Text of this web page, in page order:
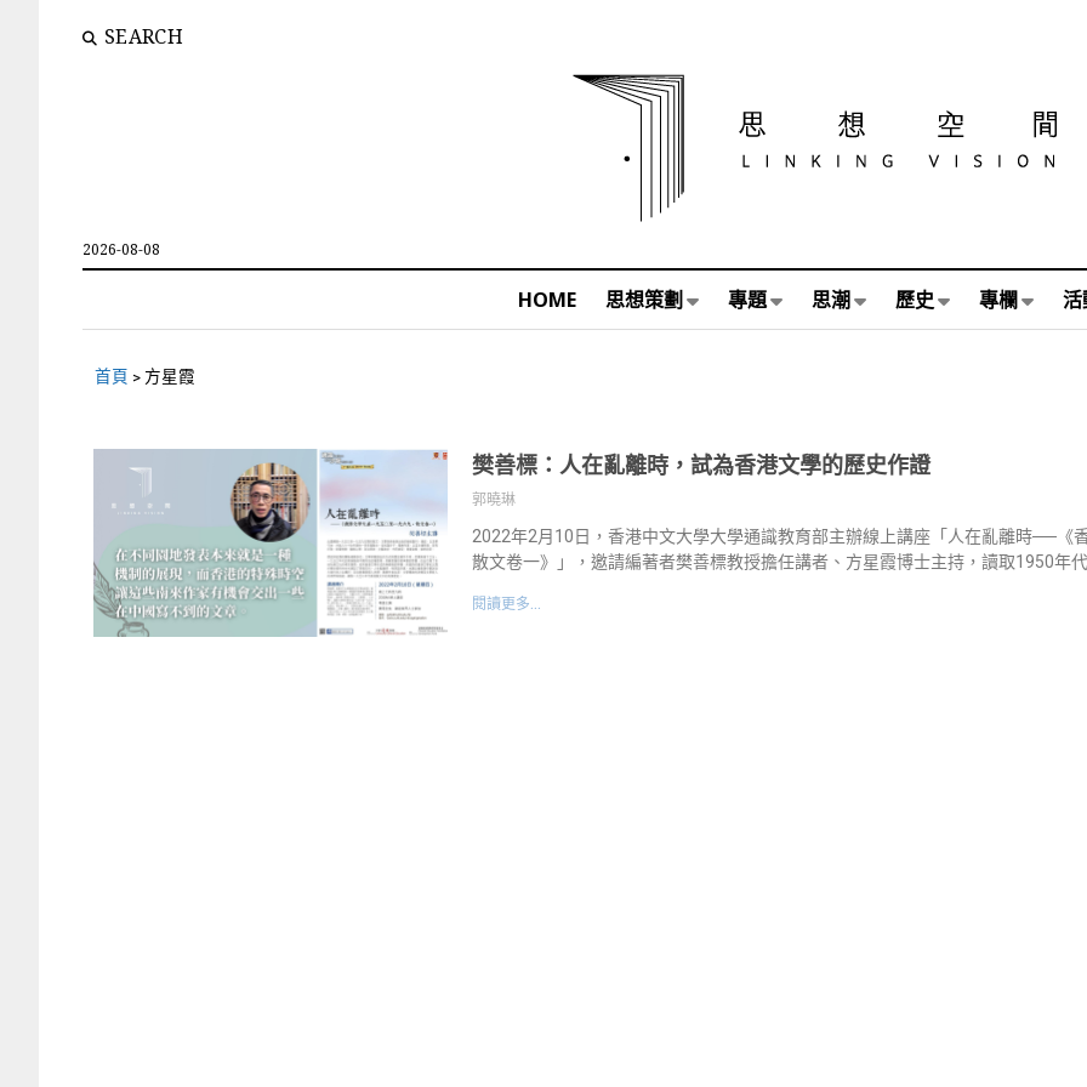
SEARCH
2026-08-08
HOME 思想策劃 專題 思潮 歷史 專欄 活
首頁 > 方星霞
樊善標：人在亂離時，試為香港文學的歷史作證
郭曉琳
2022年2月10日，香港中文大學大學通識教育部主辦線上講座「人在亂離時──《
散文卷一》」，邀請編著者樊善標教授擔任講者、方星霞博士主持，讀取1950年
閱讀更多...